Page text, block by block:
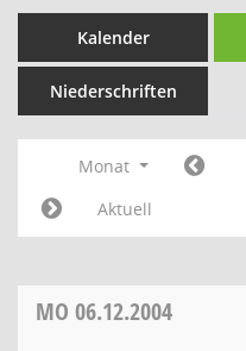
Kalender
Niederschriften
Monat
Aktuell
MO 06.12.2004